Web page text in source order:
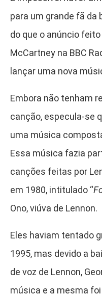
para um grande fã da
do que o anúncio
McCartney na BBC
lançar uma nova
Embora não tenham
canção, especula-se
uma música
Essa música fazia
canções feitas por
em 1980, intitulado “
Ono, viúva de Lennon.
Eles haviam tentado
1995, mas devido a
de voz de Lennon,
música e a mesma